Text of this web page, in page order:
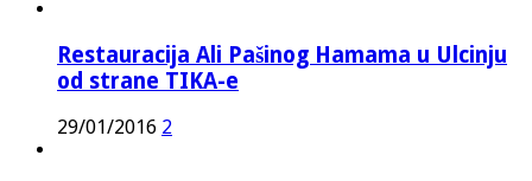
Restauracija Ali Pašinog Hamama u Ulcinju
od strane TIKA-e
29/01/2016 2